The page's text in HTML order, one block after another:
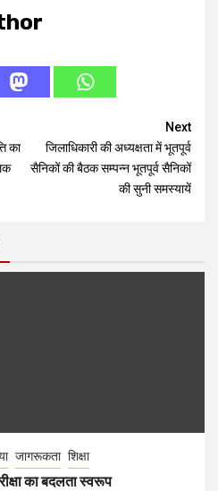
का
Next
जिलाधिकारी की अध्यक्षता में भूतपूर्व
सैनिकों की बैठक सम्पन्न भूतपूर्व सैनिकों
की सुनी समस्यायें
जागरूकता शिक्षा
का बदलता स्वरूप